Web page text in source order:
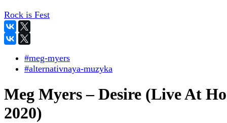
Rock is Fest
#meg-myers
#alternativnaya-muzyka
Meg Myers – Desire (Live At
2020)